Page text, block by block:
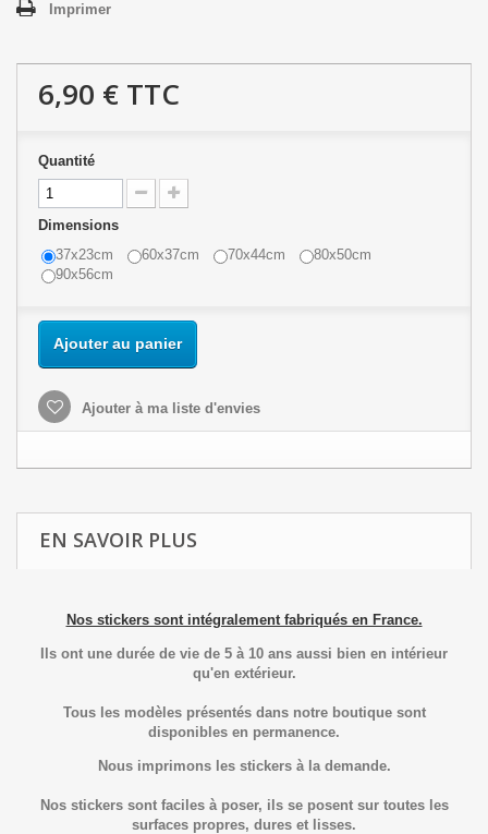
Imprimer
6,90 € TTC
Quantité
Dimensions
37x23cm
60x37cm 70x44cm
80x50cm
90x56cm
Ajouter au panier
Ajouter à ma liste d'envies
EN SAVOIR PLUS
Nos stickers sont intégralement fabriqués en France.
Ils ont une durée de vie de 5 à 10 ans aussi bien en intérieur
qu'en extérieur.
Tous les modèles présentés dans notre boutique sont
disponibles en permanence.
Nous imprimons les stickers à la demande.
Nos stickers sont faciles à poser, ils se posent sur toutes les
surfaces propres, dures et lisses.